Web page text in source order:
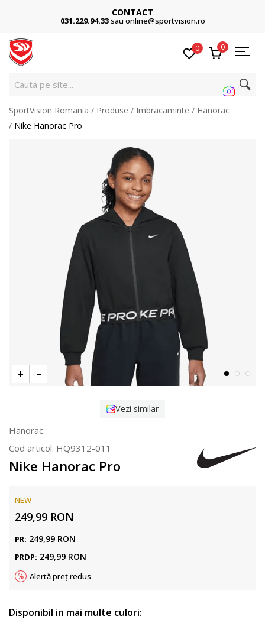
CONTACT
031.229.94.33sau online@sportvision.ro
0 0
C
SportVision Romania Produse Imbracaminte
Hanorac
Nike Hanorac Pro
Vezi similar
Hanorac
Cod articol: HQ9312-011
Nike Hanorac Pro
NEW
249,99 RON
PR: 249,99 RON
PRDP: 249,99 RON
Alertă preț redus
Disponibil in mai multe culori: